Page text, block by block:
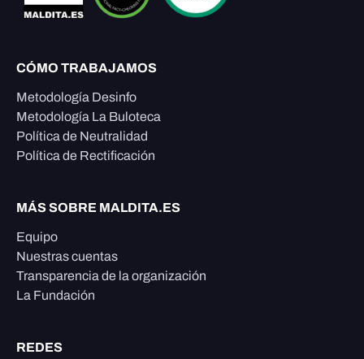
CÓMO TRABAJAMOS
Metodología Desinfo
Metodología La Buloteca
Política de Neutralidad
Política de Rectificación
MÁS SOBRE MALDITA.ES
Equipo
Nuestras cuentas
Transparencia de la organización
La Fundación
REDES